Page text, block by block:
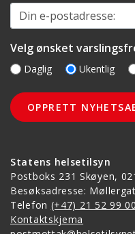
Statens helsetilsyn
Postboks 231 Skøyen,
Besøksadresse:
Telefon (+47) 21 52 99 00
Kontaktskjema
Din e-postadresse:
Velg ønsket
Daglig Ukentlig